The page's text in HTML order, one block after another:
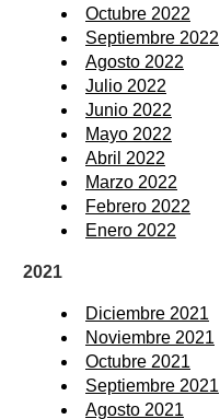
Octubre 2022
Septiembre 2022
Agosto 2022
Julio 2022
Junio 2022
Mayo 2022
Abril 2022
Marzo 2022
Febrero 2022
Enero 2022
2021
Diciembre 2021
Noviembre 2021
Octubre 2021
Septiembre 2021
Agosto 2021